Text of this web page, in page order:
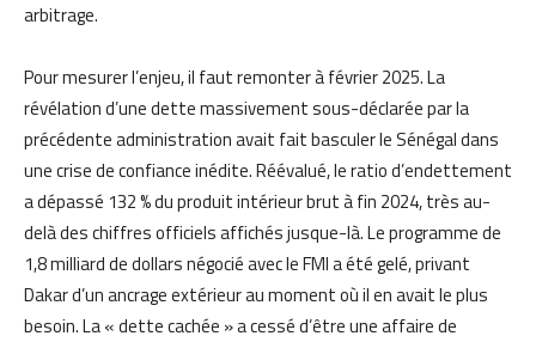
arbitrage.
Pour mesurer l’enjeu, il faut remonter à février 2025. La
révélation d’une dette massivement sous-déclarée par la
précédente administration avait fait basculer le Sénégal dans
une crise de confiance inédite. Réévalué, le ratio d’endettement
a dépassé 132 % du produit intérieur brut à fin 2024, très au-
delà des chiffres officiels affichés jusque-là. Le programme de
1,8 milliard de dollars négocié avec le FMI a été gelé, privant
Dakar d’un ancrage extérieur au moment où il en avait le plus
besoin. La « dette cachée » a cessé d’être une affaire de